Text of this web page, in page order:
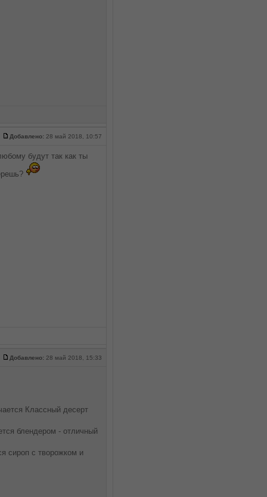
Добавлено:28 май 2018, 10:57
будут так как ты
Добавлено: 28 май 2018, 15:33
Классный десерт
блендером - отличный
сироп с творожком и